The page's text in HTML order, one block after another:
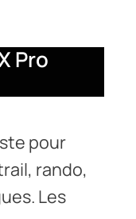
Pro
pour
rando,
Les